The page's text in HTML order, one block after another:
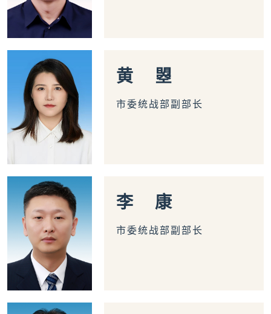
黄 曌
市委统战部副部长
李 康
市委统战部副部长